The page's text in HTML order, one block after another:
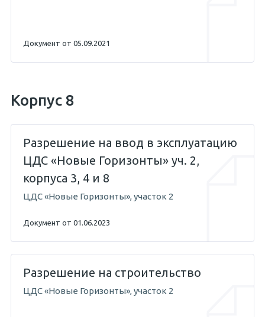
Документ от 05.09.2021
Корпус 8
Разрешение на ввод в эксплуатацию
ЦДС «Новые Горизонты» уч. 2,
корпуса 3, 4 и 8
ЦДС «Новые Горизонты», участок 2
Документ от 01.06.2023
Разрешение на строительство
ЦДС «Новые Горизонты», участок 2